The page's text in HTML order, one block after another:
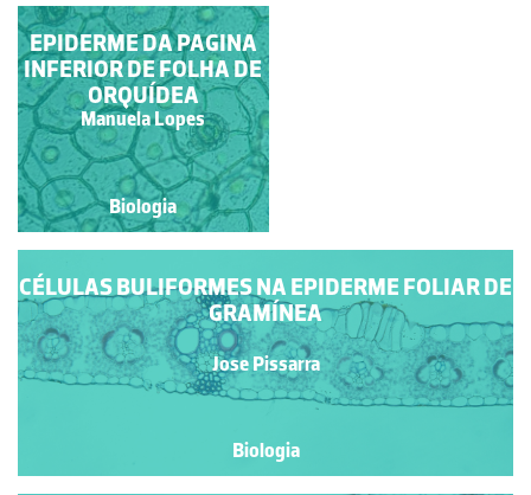
EPIDERME DE
TRADESCANTIA
Francisca Maria Fernandes
Mendonça de Carvalho
Biologia
CÉLULAS BULIFORMES NA EPIDERME FOLIAR DE
GRAMÍNEA
Jose Pissarra
Biologia
EPIDERME DA PAGINA
INFERIOR DE FOLHA DE
ORQUÍDEA
Manuela Lopes
Biologia